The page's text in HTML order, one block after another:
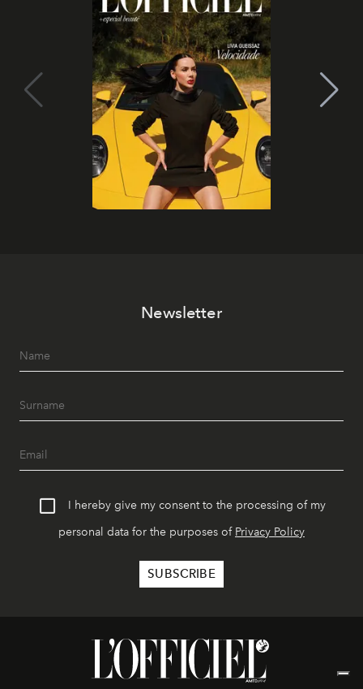
Newsletter
I hereby give my consent to the processing of my
personal data for the purposes of Privacy Policy